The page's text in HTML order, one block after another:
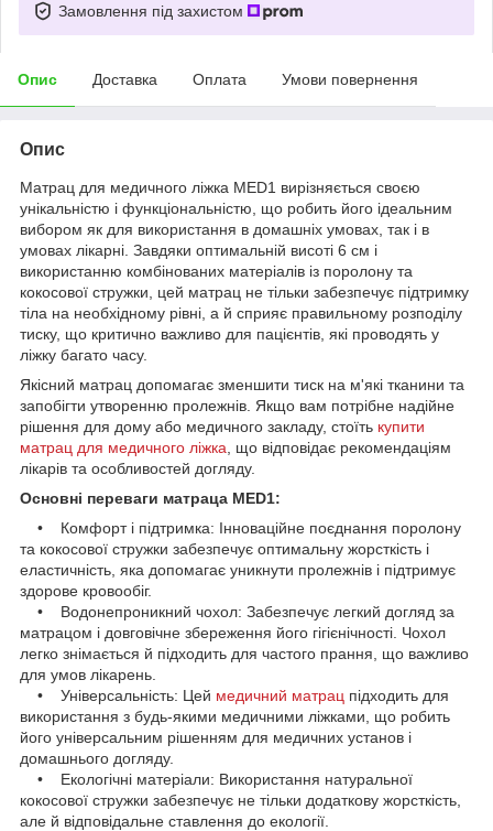
Замовлення під захистом
Опис Доставка Оплата Умови повернення
Опис
Матрац для медичного ліжка MED1 вирізняється своєю
унікальністю і функціональністю, що робить його ідеальним
вибором як для використання в домашніх умовах, так і в
умовах лікарні. Завдяки оптимальній висоті 6 см і
використанню комбінованих матеріалів із поролону та
кокосової стружки, цей матрац не тільки забезпечує підтримку
тіла на необхідному рівні, а й сприяє правильному розподілу
тиску, що критично важливо для пацієнтів, які проводять у
ліжку багато часу.
Якісний матрац допомагає зменшити тиск на м'які тканини та
запобігти утворенню пролежнів. Якщо вам потрібне надійне
рішення для дому або медичного закладу, стоїть купити
матрац для медичного ліжка , що відповідає рекомендаціям
лікарів та особливостей догляду.
Основні переваги матраца MED1:
• Комфорт і підтримка: Інноваційне поєднання поролону
та кокосової стружки забезпечує оптимальну жорсткість і
еластичність, яка допомагає уникнути пролежнів і підтримує
здорове кровообіг.
• Водонепроникний чохол: Забезпечує легкий догляд за
матрацом і довговічне збереження його гігієнічності. Чохол
легко знімається й підходить для частого прання, що важливо
для умов лікарень.
• Універсальність: Цей медичний матрац підходить для
використання з будь-якими медичними ліжками, що робить
його універсальним рішенням для медичних установ і
домашнього догляду.
• Екологічні матеріали: Використання натуральної
кокосової стружки забезпечує не тільки додаткову жорсткість,
але й відповідальне ставлення до екології.